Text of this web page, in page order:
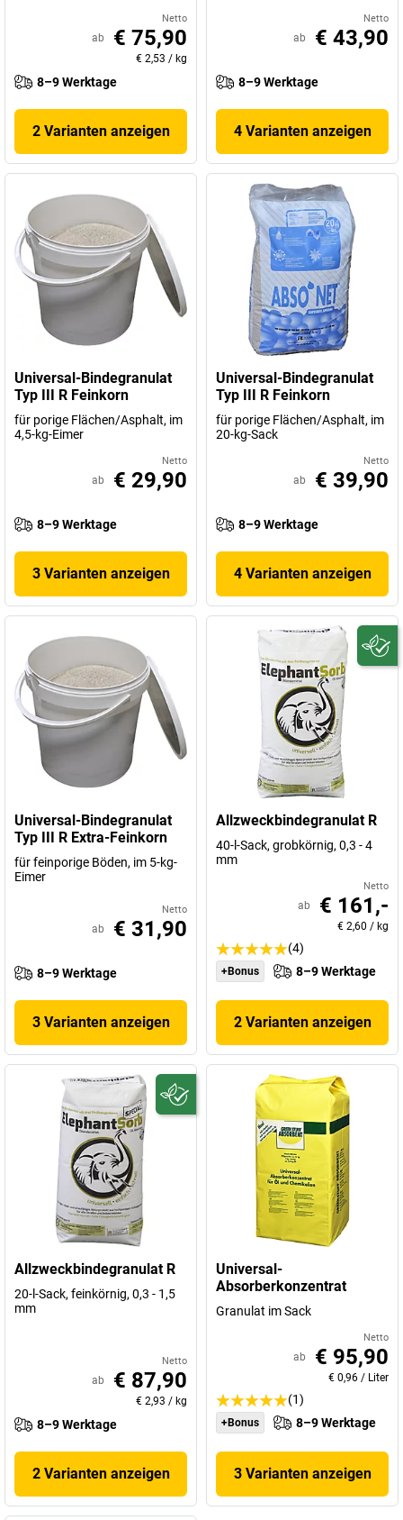
Netto
ab € 75,90
€ 2,53 / kg
8–9 Werktage
2 Varianten anzeigen
Netto
ab € 43,90
8–9 Werktage
4 Varianten anzeigen
Universal-Bindegranulat
Typ III R Feinkorn
für porige Flächen/Asphalt, im
4,5-kg-Eimer
Netto
ab € 29,90
8–9 Werktage
3 Varianten anzeigen
Universal-Bindegranulat
Typ III R Feinkorn
für porige Flächen/Asphalt, im
20-kg-Sack
Netto
ab € 39,90
8–9 Werktage
4 Varianten anzeigen
Universal-Bindegranulat
Typ III R Extra-Feinkorn
für feinporige Böden, im 5-kg-
Eimer
Netto
ab € 31,90
8–9 Werktage
3 Varianten anzeigen
Allzweckbindegranulat R
40-l-Sack, grobkörnig, 0,3 - 4
mm
Netto
ab € 161,-
€ 2,60 / kg
(4)
+Bonus 8–9 Werktage
2 Varianten anzeigen
Allzweckbindegranulat R
20-l-Sack, feinkörnig, 0,3 - 1,5
mm
Netto
ab € 87,90
€ 2,93 / kg
8–9 Werktage
2 Varianten anzeigen
Universal-
Absorberkonzentrat
Granulat im Sack
Netto
ab € 95,90
€ 0,96 / Liter
(1)
+Bonus 8–9 Werktage
3 Varianten anzeigen